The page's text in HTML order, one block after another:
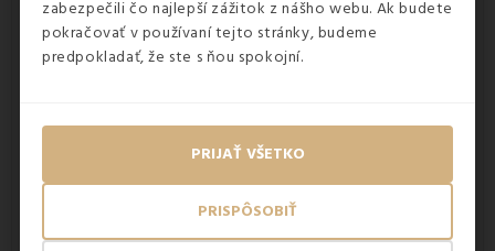
zabezpečili čo najlepší zážitok z nášho webu. Ak budete
pokračovať v používaní tejto stránky, budeme
predpokladať, že ste s ňou spokojní.
PRISPÔSOBIŤ
PRIJAŤ VŠETKO
každý.Gumičkazabezpečuje, že sa plachtanešmýka.